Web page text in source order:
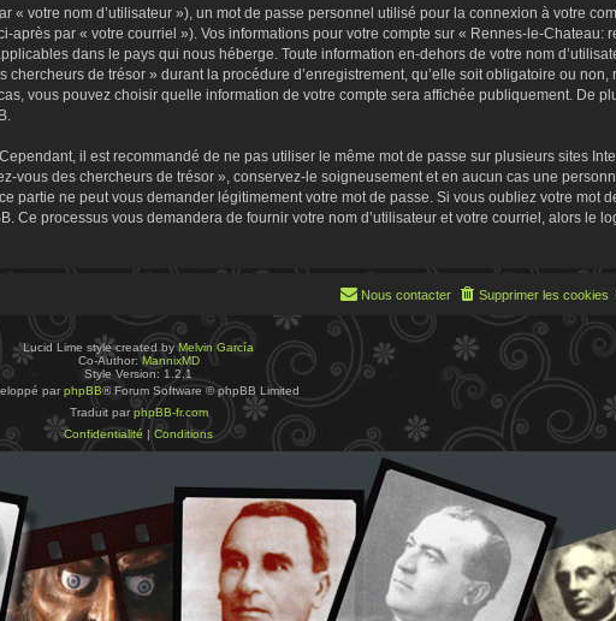
votre nom d’utilisateur »), un mot de passe personnel utilisé pour la connexion à votre
par « votre courriel »). Vos informations pour votre compte sur « Rennes-le-Chateau:
dans le pays qui nous héberge. Toute information en-dehors de votre nom
de trésor » durant la procédure d’enregistrement, qu’elle soit obligatoire ou non,
vous pouvez choisir quelle information de votre compte sera affichée publiquement. De
il est recommandé de ne pas utiliser le même mot de passe sur plusieurs sites
vous des chercheurs de trésor », conservez-le soigneusement et en aucun cas une
partie ne peut vous demander légitimement votre mot de passe. Si vous oubliez votre mot
Ce processus vous demandera de fournir votre nom d’utilisateur et votre courriel, alors le
Supprimer les cookies
Nous contacter
Lucid Lime style created byMelvin García
Co-Author: MannixMD
Style Version: 1.2.1
par phpBB® Forum Software © phpBB Limited
Traduit par phpBB-fr.com
Confidentialité | Conditions